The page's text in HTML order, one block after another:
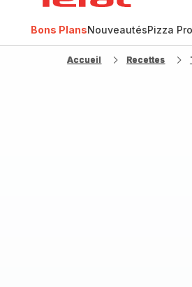
Bons PlansNouveautésPizza
Accueil Recettes